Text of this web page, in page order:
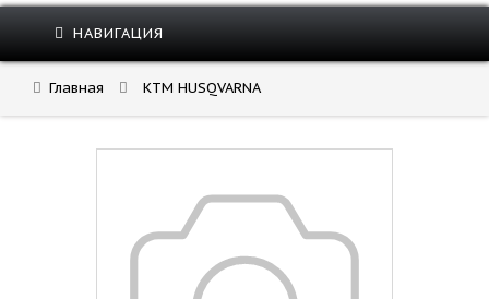
НАВИГАЦИЯ
Главная KTM HUSQVARNA